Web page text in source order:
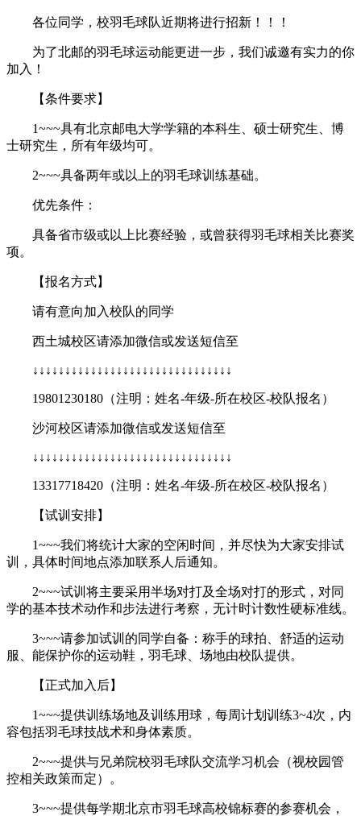
各位同学，校羽毛球队近期将进行招新！！！
为了北邮的羽毛球运动能更进一步，我们诚邀有实力的你
加入！
【条件要求】
1~~~具有北京邮电大学学籍的本科生、硕士研究生、博
士研究生，所有年级均可。
2~~~具备两年或以上的羽毛球训练基础。
优先条件：
具备省市级或以上比赛经验，或曾获得羽毛球相关比赛奖
项。
【报名方式】
请有意向加入校队的同学
西土城校区请添加微信或发送短信至
↓↓↓↓↓↓↓↓↓↓↓↓↓↓↓↓↓↓↓↓↓↓↓↓↓↓↓↓↓↓↓
19801230180（注明：姓名-年级-所在校区-校队报名）
沙河校区请添加微信或发送短信至
↓↓↓↓↓↓↓↓↓↓↓↓↓↓↓↓↓↓↓↓↓↓↓↓↓↓↓↓↓↓↓
13317718420（注明：姓名-年级-所在校区-校队报名）
【试训安排】
1~~~我们将统计大家的空闲时间，并尽快为大家安排试
训，具体时间地点添加联系人后通知。
2~~~试训将主要采用半场对打及全场对打的形式，对同
学的基本技术动作和步法进行考察，无计时计数性硬标准线。
3~~~请参加试训的同学自备：称手的球拍、舒适的运动
服、能保护你的运动鞋，羽毛球、场地由校队提供。
【正式加入后】
1~~~提供训练场地及训练用球，每周计划训练3~4次，内
容包括羽毛球技战术和身体素质。
2~~~提供与兄弟院校羽毛球队交流学习机会（视校园管
控相关政策而定）。
3~~~提供每学期北京市羽毛球高校锦标赛的参赛机会，